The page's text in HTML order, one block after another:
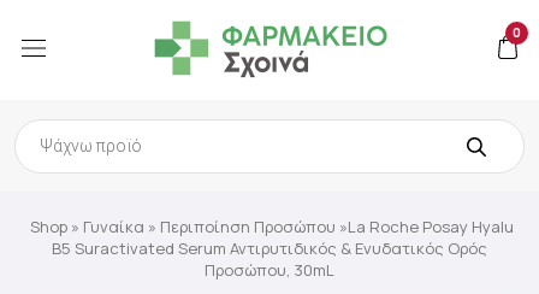
0
Products
search
Shop » Γυναίκα » Περιποίηση Προσώπου »La Roche Posay Hyalu
B5 Suractivated Serum Αντιρυτιδικός & Ενυδατικός Ορός
Προσώπου, 30mL